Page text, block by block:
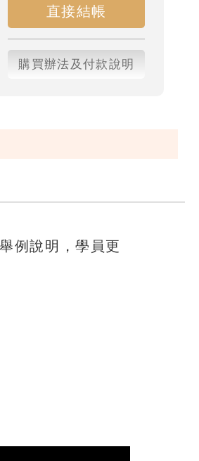
直接結帳
購買辦法及付款說明
例說明，學員更